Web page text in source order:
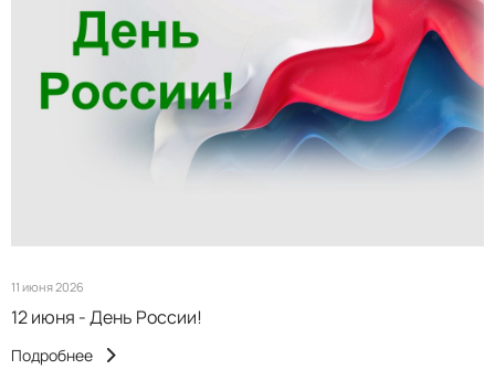
11 июня 2026
12 июня - День России!
Подробнее